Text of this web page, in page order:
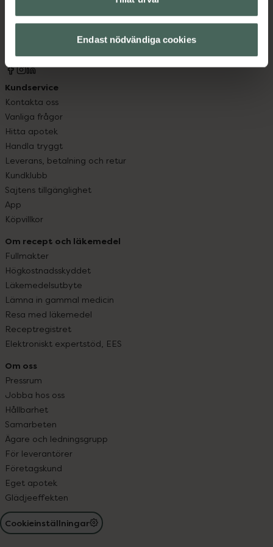
Endast nödvändiga cookies
datorn. Oavsett vem du är så är det vårt uppdrag att
hjälpa just dig att må lite bättre. Välkommen att prata
med oss.
Kundservice
Kontakta oss
Vanliga frågor
Hitta apotek
Handla tryggt
Leverans, betalning och retur
Kundklubb
Sajtens tillgänglighet
App
Köpvillkor
Om recept och läkemedel
Fullmakter
Högkostnadsskyddet
Läkemedelsutbyte
Lämna in gammal medicin
Resa med läkemedel
Receptregistret
Elektroniskt expertstöd, EES
Om oss
Pressrum
Jobba hos oss
Hållbarhet
Samarbeten
Ägare och ledningsgrupp
För leverantörer
Företagskund
Eget apotek
Glädjeeffekten
Cookieinställningar